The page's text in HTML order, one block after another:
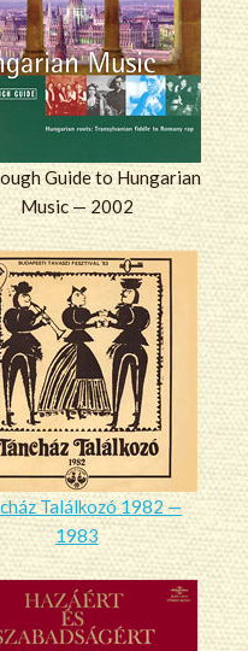
Guide to Hungarian
Music — 2002
Találkozó 1982 —
1983